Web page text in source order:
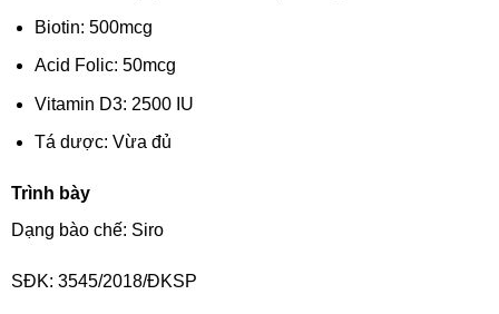
Biotin: 500mcg
Acid Folic: 50mcg
Vitamin D3: 2500 IU
Tá dược: Vừa đủ
Trình bày
Dạng bào chế: Siro
SĐK: 3545/2018/ĐKSP